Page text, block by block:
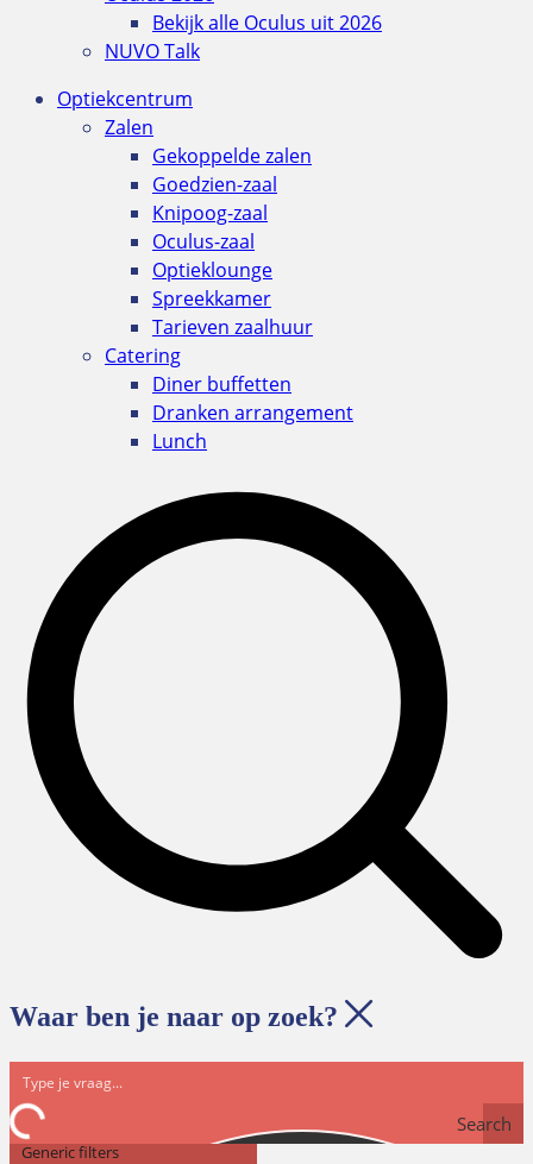
Bekijk alle Oculus uit 2026
NUVO Talk
Optiekcentrum
Zalen
Gekoppelde zalen
Goedzien-zaal
Knipoog-zaal
Oculus-zaal
Optieklounge
Spreekkamer
Tarieven zaalhuur
Catering
Diner buffetten
Dranken arrangement
Lunch
Waar ben je naar op zoek?
Search
Generic filters